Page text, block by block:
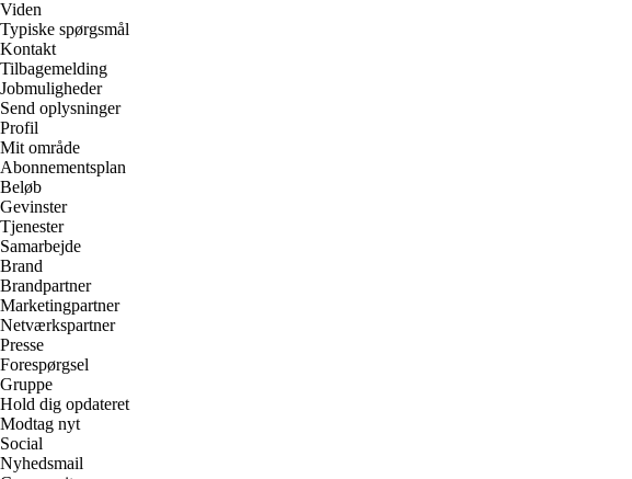
Viden
Typiske spørgsmål
Kontakt
Tilbagemelding
Jobmuligheder
Send oplysninger
Profil
Mit område
Abonnementsplan
Beløb
Gevinster
Tjenester
Samarbejde
Brand
Brandpartner
Marketingpartner
Netværkspartner
Presse
Forespørgsel
Gruppe
Hold dig opdateret
Modtag nyt
Social
Nyhedsmail